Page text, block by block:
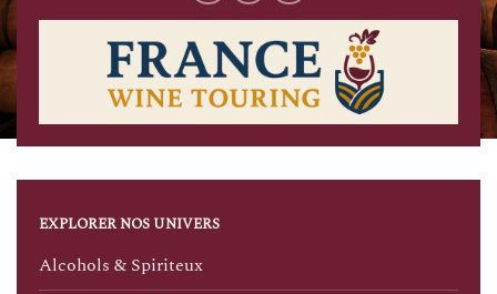
EXPLORER NOS UNIVERS
Alcohols & Spiriteux